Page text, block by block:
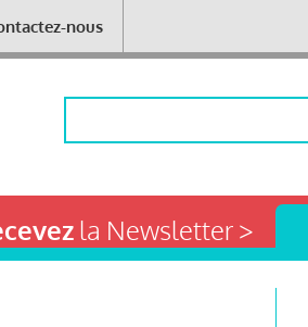
nous
la Newsletter >